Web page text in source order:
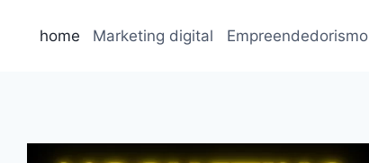
home Marketing digital Empreendedorismo